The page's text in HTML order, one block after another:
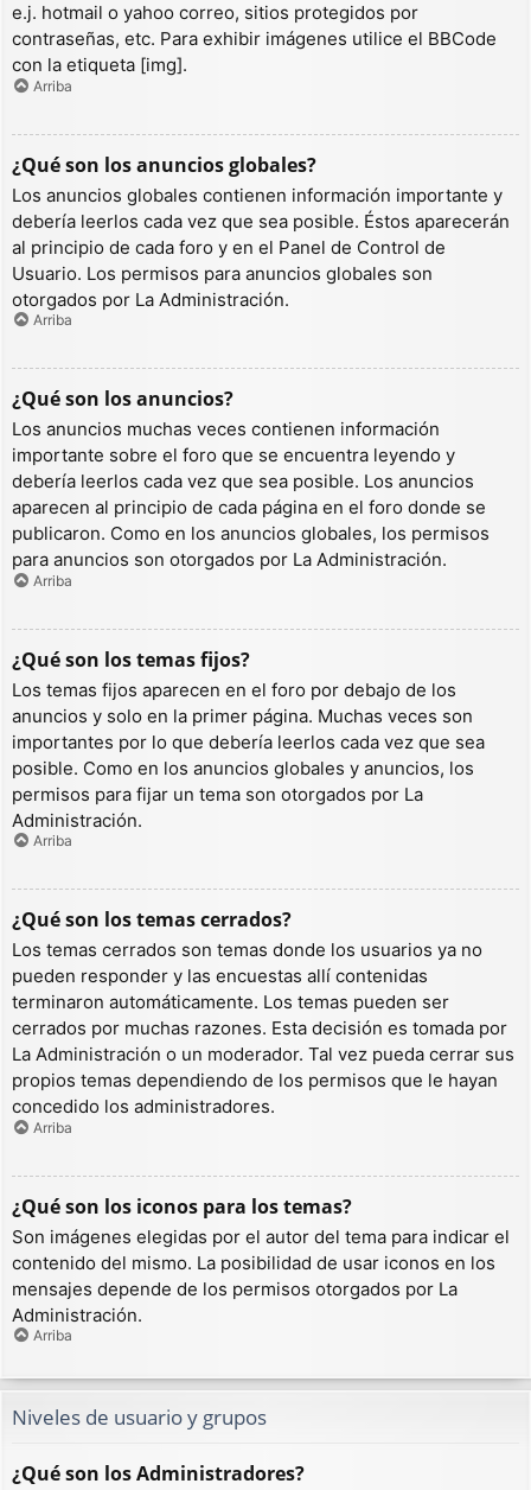
e.j. hotmail o yahoo correo, sitios protegidos por
contraseñas, etc. Para exhibir imágenes utilice el BBCode
con la etiqueta [img].
Arriba
¿Qué son los anuncios globales?
Los anuncios globales contienen información importante y
debería leerlos cada vez que sea posible. Éstos aparecerán
al principio de cada foro y en el Panel de Control de
Usuario. Los permisos para anuncios globales son
otorgados por La Administración.
Arriba
¿Qué son los anuncios?
Los anuncios muchas veces contienen información
importante sobre el foro que se encuentra leyendo y
debería leerlos cada vez que sea posible. Los anuncios
aparecen al principio de cada página en el foro donde se
publicaron. Como en los anuncios globales, los permisos
para anuncios son otorgados por La Administración.
Arriba
¿Qué son los temas fijos?
Los temas fijos aparecen en el foro por debajo de los
anuncios y solo en la primer página. Muchas veces son
importantes por lo que debería leerlos cada vez que sea
posible. Como en los anuncios globales y anuncios, los
permisos para fijar un tema son otorgados por La
Administración.
Arriba
¿Qué son los temas cerrados?
Los temas cerrados son temas donde los usuarios ya no
pueden responder y las encuestas allí contenidas
terminaron automáticamente. Los temas pueden ser
cerrados por muchas razones. Esta decisión es tomada por
La Administración o un moderador. Tal vez pueda cerrar sus
propios temas dependiendo de los permisos que le hayan
concedido los administradores.
Arriba
¿Qué son los iconos para los temas?
Son imágenes elegidas por el autor del tema para indicar el
contenido del mismo. La posibilidad de usar iconos en los
mensajes depende de los permisos otorgados por La
Administración.
Arriba
Niveles de usuario y grupos
¿Qué son los Administradores?